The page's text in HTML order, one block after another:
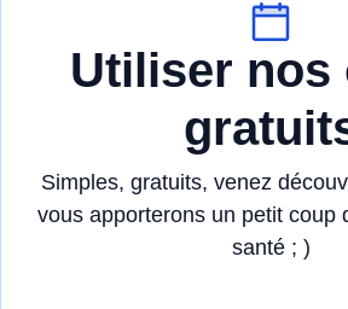
Utiliser nos
Simples, gratuits, venez
vous apporterons un petit coup
santé ; )